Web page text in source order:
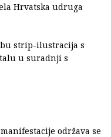
Hrvatska udruga
strip-ilustracija s
u suradnji s
održava se